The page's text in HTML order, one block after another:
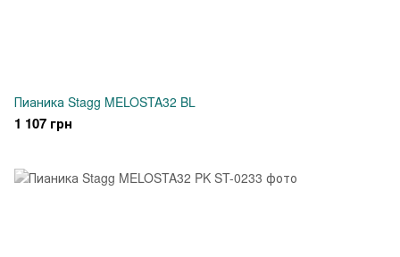
Пианика Stagg MELOSTA32 BL
1 107 грн